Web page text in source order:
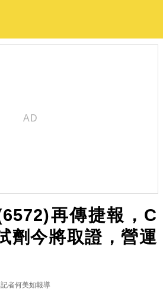
再傳捷報，C
劑今將取證，營運
者何美如報導